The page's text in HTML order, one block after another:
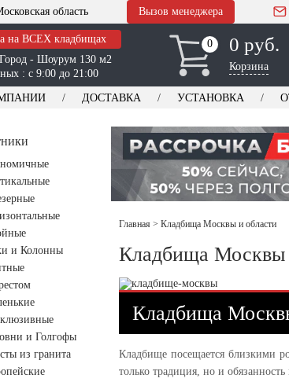
область Вызов менеджера
на ВСЕХ кладбищах
- Шоурум 130 м2
: с 9:00 до 21:00
0
0 0 руб.
Корзина
ДОСТАВКА УСТАНОВКА
и Колонны
и Голгофы
из гранита
Главная > Кладбища Москвы и области
Кладбища Москвы
Кладбища
Кладбище посещается близкими
только традиция, но и